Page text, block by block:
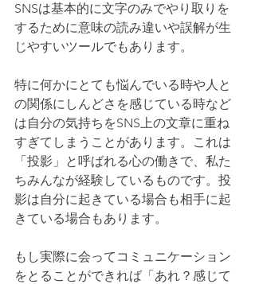
SNSは基本的に文字のみでやり取りを
するために意味の読み違いや誤解が生
じやすいツールでもあります。
特に何かにとても悩んでいる時や人と
の関係にしんどさを感じている時など
は自分の気持ちをSNS上の文章に重ね
すぎてしまうことがあります。これは
「投影」と呼ばれる心の働きで、私た
ちみんなが経験しているものです。投
影は自分に起きている場合も相手に起
きている場合もあります。
もし実際に会ってコミュニケーション
をとることができれば「あれ？感じて